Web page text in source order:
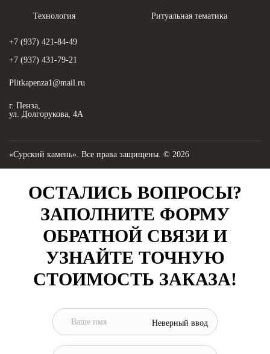
Технология Ритуальная тематика
+7 (937) 421-84-49
+7 (937) 431-79-21
Plitkapenza1@mail.ru
г. Пенза,
ул. Долгорукова, 4А
«Сурский камень». Все права защищены. © 2026
ОСТАЛИСЬ ВОПРОСЫ?
ЗАПОЛНИТЕ ФОРМУ
ОБРАТНОЙ СВЯЗИ И
УЗНАЙТЕ ТОЧНУЮ
СТОИМОСТЬ ЗАКАЗА!
Неверный ввод